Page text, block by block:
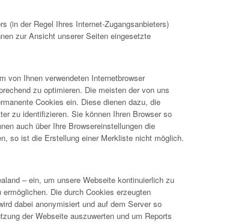
(in der Regel Ihres Internet-Zugangsanbieters)
zur Ansicht unserer Seiten eingesetzte
von Ihnen verwendeten Internetbrowser
zu optimieren. Die meisten der von uns
Cookies ein. Diese dienen dazu, die
zu identifizieren. Sie können Ihren Browser so
auch über Ihre Browsereinstellungen die
so ist die Erstellung einer Merkliste nicht möglich.
– ein, um unsere Webseite kontinuierlich zu
Die durch Cookies erzeugten
dabei anonymisiert und auf dem Server so
der Webseite auszuwerten und um Reports